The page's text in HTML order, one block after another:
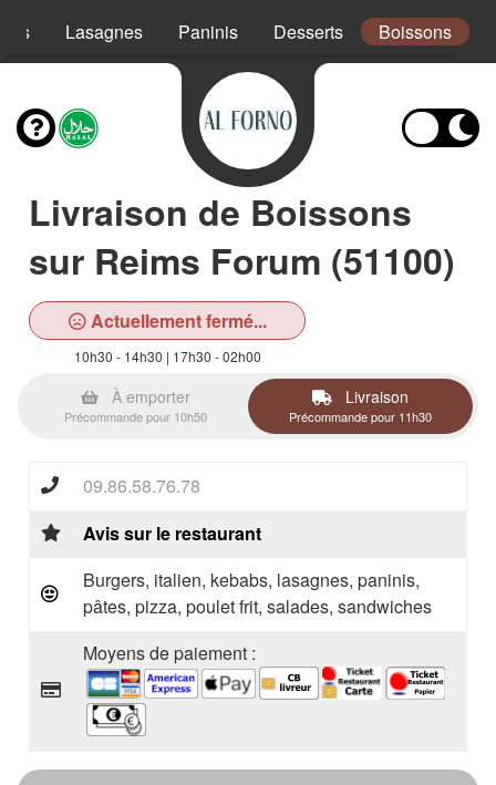
Lasagnes Paninis Desserts Boissons
Livraison de Boissons
sur Reims Forum (51100)
Actuellement fermé...
10h30 - 14h30 | 17h30 - 02h00
À emporter
Précommande pour 10h50
Livraison
Précommande pour 11h30
09.86.58.76.78
Avis sur le restaurant
Burgers, italien, kebabs, lasagnes, paninis,
pâtes, pizza, poulet frit, salades, sandwiches
Moyens de paiement :